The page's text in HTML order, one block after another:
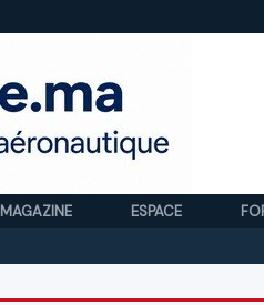
MAGAZINE ESPACE